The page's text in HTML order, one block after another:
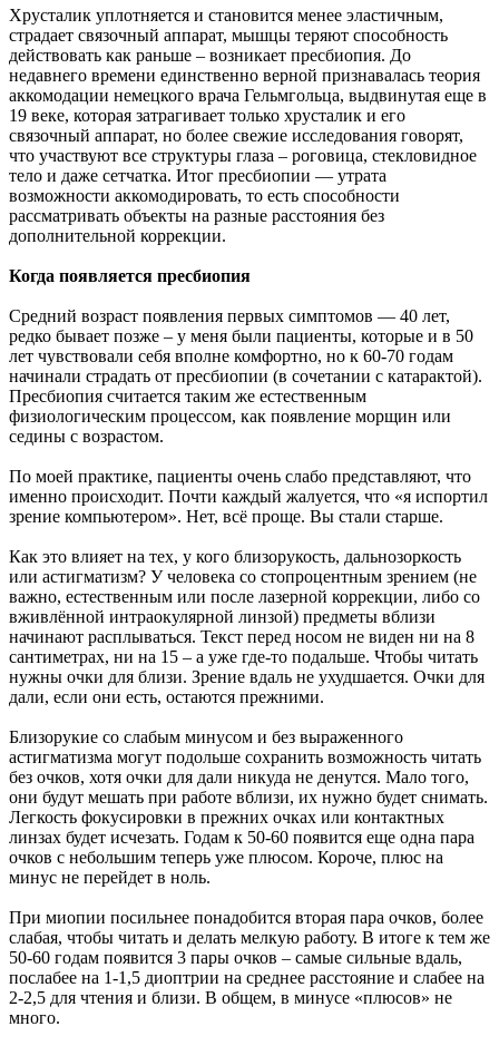
Хрусталик уплотняется и становится менее эластичным,
страдает связочный аппарат, мышцы теряют способность
действовать как раньше – возникает пресбиопия. До
недавнего времени единственно верной признавалась теория
аккомодации немецкого врача Гельмгольца, выдвинутая еще в
19 веке, которая затрагивает только хрусталик и его
связочный аппарат, но более свежие исследования говорят,
что участвуют все структуры глаза – роговица, стекловидное
тело и даже сетчатка. Итог пресбиопии — утрата
возможности аккомодировать, то есть способности
рассматривать объекты на разные расстояния без
дополнительной коррекции.
Когда появляется пресбиопия
Средний возраст появления первых симптомов — 40 лет,
редко бывает позже – у меня были пациенты, которые и в 50
лет чувствовали себя вполне комфортно, но к 60-70 годам
начинали страдать от пресбиопии (в сочетании с катарактой).
Пресбиопия считается таким же естественным
физиологическим процессом, как появление морщин или
седины с возрастом.
По моей практике, пациенты очень слабо представляют, что
именно происходит. Почти каждый жалуется, что «я испортил
зрение компьютером». Нет, всё проще. Вы стали старше.
Как это влияет на тех, у кого близорукость, дальнозоркость
или астигматизм? У человека со стопроцентным зрением (не
важно, естественным или после лазерной коррекции, либо со
вживлённой интраокулярной линзой) предметы вблизи
начинают расплываться. Текст перед носом не виден ни на 8
сантиметрах, ни на 15 – а уже где-то подальше. Чтобы читать
нужны очки для близи. Зрение вдаль не ухудшается. Очки для
дали, если они есть, остаются прежними.
Близорукие со слабым минусом и без выраженного
астигматизма могут подольше сохранить возможность читать
без очков, хотя очки для дали никуда не денутся. Мало того,
они будут мешать при работе вблизи, их нужно будет снимать.
Легкость фокусировки в прежних очках или контактных
линзах будет исчезать. Годам к 50-60 появится еще одна пара
очков с небольшим теперь уже плюсом. Короче, плюс на
минус не перейдет в ноль.
При миопии посильнее понадобится вторая пара очков, более
слабая, чтобы читать и делать мелкую работу. В итоге к тем же
50-60 годам появится 3 пары очков – самые сильные вдаль,
послабее на 1-1,5 диоптрии на среднее расстояние и слабее на
2-2,5 для чтения и близи. В общем, в минусе «плюсов» не
много.